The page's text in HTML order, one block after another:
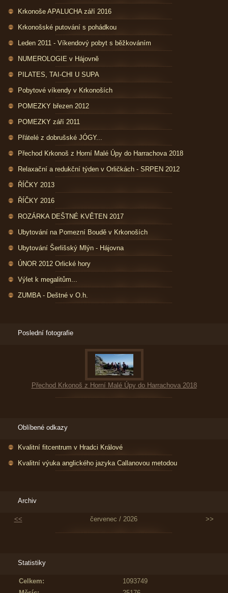
Krkonoše APALUCHA září 2016
Krkonošské putování s pohádkou
Leden 2011 - Víkendový pobyt s běžkováním
NUMEROLOGIE v Hájovně
PILATES, TAI-CHI U SUPA
Pobytové víkendy v Krkonoších
POMEZKY březen 2012
POMEZKY září 2011
Přátelé z dobrušské JÓGY...
Přechod Krkonoš z Horní Malé Úpy do Harrachova 2018
Relaxační a redukční týden v Orličkách - SRPEN 2012
ŘÍČKY 2013
ŘÍČKY 2016
ROZÁRKA DEŠTNÉ KVĚTEN 2017
Ubytování na Pomezní Boudě v Krkonoších
Ubytování Šerlišský Mlýn - Hájovna
ÚNOR 2012 Orlické hory
Výlet k megalitům...
ZUMBA - Deštné v O.h.
Poslední fotografie
Přechod Krkonoš z Horní Malé Úpy do Harrachova 2018
Oblíbené odkazy
Kvalitní fitcentrum v Hradci Králové
Kvalitní výuka anglického jazyka Callanovou metodou
Archiv
<< červenec / 2026 >>
Statistiky
Celkem:
1093749